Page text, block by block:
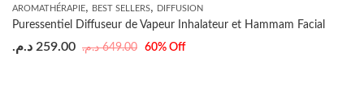
AROMATHÉRAPIE, BEST SELLERS, DIFFUSION
Puressentiel Diffuseur de Vapeur Inhalateur et Hammam Facial
649.00 د.م. 259.00 د.م. 60% Off